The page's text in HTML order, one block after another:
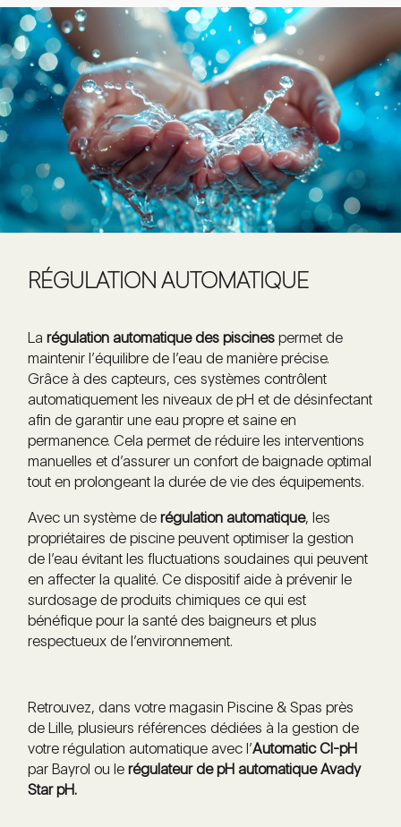
RÉGULATION AUTOMATIQUE
Larégulation automatique des piscines permet de
maintenir l’équilibre de l’eau de manière précise.
Grâce à des capteurs, ces systèmes contrôlent
automatiquement les niveaux de pH et de désinfectant
afin de garantir une eau propre et saine en
permanence. Cela permet de réduire les interventions
manuelles et d’assurer un confort de baignade optimal
tout en prolongeant la durée de vie des équipements.
Avec un système derégulation automatique, les
propriétaires de piscine peuvent optimiser la gestion
de l’eau évitant les fluctuations soudaines qui peuvent
en affecter la qualité. Ce dispositif aide à prévenir le
surdosage de produits chimiques ce qui est
bénéfique pour la santé des baigneurs et plus
respectueux de l’environnement.
Retrouvez, dans votre magasin Piscine & Spas près
de Lille, plusieurs références dédiées à la gestion de
votre régulation automatique avec l’Automatic Cl-pH
par Bayrol ou le régulateur de pH automatique Avady
Star pH.